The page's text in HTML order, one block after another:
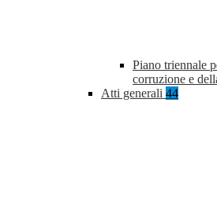
Piano triennale
corruzione e
Atti generali 44